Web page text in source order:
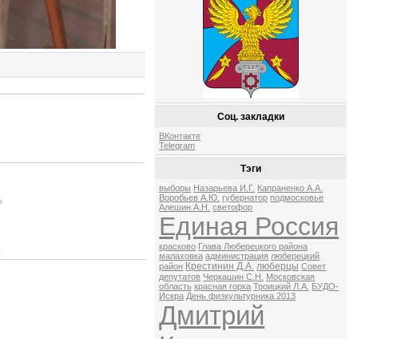
Соц. закладки
ВКонтакте
Telegram
Тэги
выборы Назарьева И.Г. Капраненко А.А.
Воробьев А.Ю. губернатор подмосковье
Алешин А.Н.
светофор
Единая Россия
красково Глава Люберецкого района
малаховка администрация люберецкий
район Крестинин Д.А. люберцы Совет
депутатов Черкашин С.Н.
Московская
область красная горка Троицкий Л.А. БУДО-
Искра День физкультурника 2013
Дмитрий